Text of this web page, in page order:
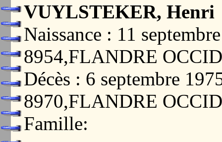
VUYLSTEKER, Henri
Naissance : 11
8954,FLANDRE
Décès : 6 septembre
8970,FLANDRE
Famille: